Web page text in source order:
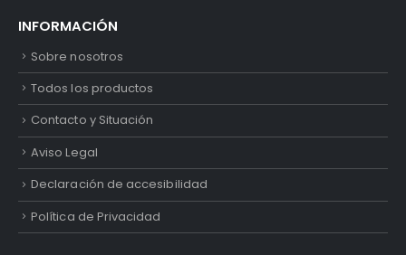
INFORMACIÓN
Sobre nosotros
Todos los productos
Contacto y Situación
Aviso Legal
Declaración de accesibilidad
Política de Privacidad